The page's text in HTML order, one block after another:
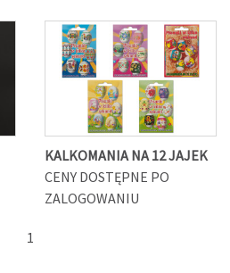
KALKOMANIA NA 12 JAJEK
CENY DOSTĘPNE PO
ZALOGOWANIU
1